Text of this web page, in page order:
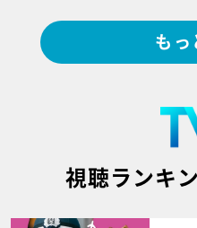
もっ
視聴ランキ